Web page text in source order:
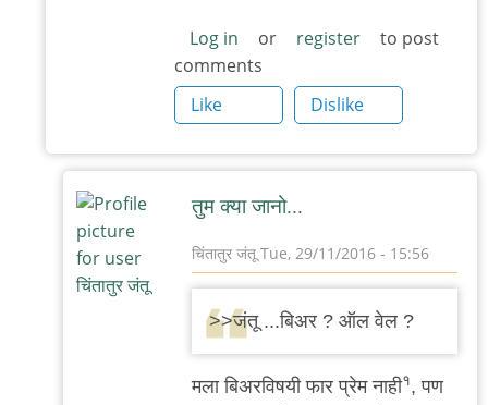
Log in or register
to post
comments
Like
Dislike
तुम क्या जानो...
चिंतातुर जंतूTue, 29/11/2016 - 15:56
reply
to
>>जंतू ...बिअर ? ऑल वेल ?
मला बिअरविषयी फार प्रेम नाही१, पण